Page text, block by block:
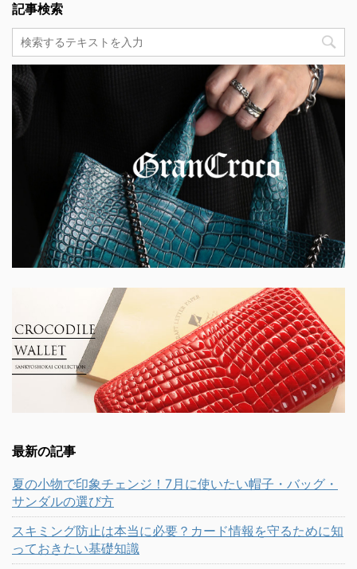
記事検索
最新の記事
夏の小物で印象チェンジ！7月に使いたい帽子・バッグ・
サンダルの選び方
スキミング防止は本当に必要？カード情報を守るために知
っておきたい基礎知識